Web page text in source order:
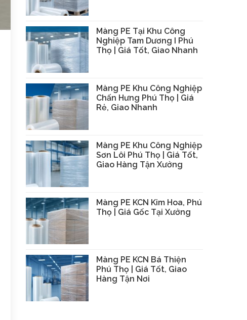
Màng PE Tại Khu Công
Nghiệp Tam Dương I Phú
Thọ | Giá Tốt, Giao Nhanh
Màng PE Khu Công Nghiệp
Chấn Hưng Phú Thọ | Giá
Rẻ, Giao Nhanh
Màng PE Khu Công Nghiệp
Sơn Lôi Phú Thọ | Giá Tốt,
Giao Hàng Tận Xưởng
Màng PE KCN Kim Hoa, Phú
Thọ | Giá Gốc Tại Xưởng
Màng PE KCN Bá Thiện
Phú Thọ | Giá Tốt, Giao
Hàng Tận Nơi